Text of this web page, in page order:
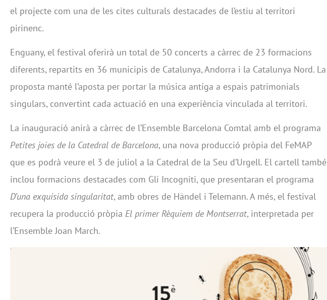
el projecte com una de les cites culturals destacades de l’estiu al territori
pirinenc.
Enguany, el festival oferirà un total de 50 concerts a càrrec de 23 formacions
diferents, repartits en 36 municipis de Catalunya, Andorra i la Catalunya Nord. La
proposta manté l’aposta per portar la música antiga a espais patrimonials
singulars, convertint cada actuació en una experiència vinculada al territori.
La inauguració anirà a càrrec de l’Ensemble Barcelona Comtal amb el programa
Petites joies de la Catedral de Barcelona, una nova producció pròpia del FeMAP
que es podrà veure el 3 de juliol a la Catedral de la Seu d’Urgell. El cartell també
inclou formacions destacades com Gli Incogniti, que presentaran el programa
D’una exquisida singularitat, amb obres de Händel i Telemann. A més, el festival
recupera la producció pròpia El primer Rèquiem de Montserrat, interpretada per
l’Ensemble Joan March.